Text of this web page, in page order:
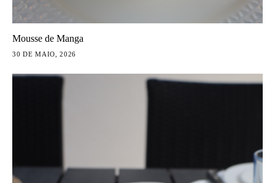
Mousse de Manga
30 DE MAIO, 2026